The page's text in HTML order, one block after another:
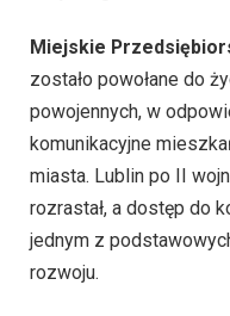
Miejskie
zostało powołane do
powojennych, w
komunikacyjne
miasta. Lublin po II
rozrastał, a dostęp do
jednym z
rozwoju.